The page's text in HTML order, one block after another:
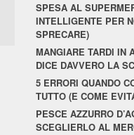
SPESA AL
INTELLIGENTE PER
SPRECARE)
MANGIARE TARDI IN
DICE DAVVERO LA
5 ERRORI QUANDO
TUTTO (E COME
PESCE AZZURRO
SCEGLIERLO AL